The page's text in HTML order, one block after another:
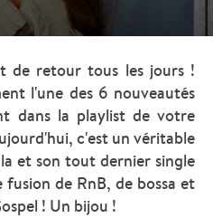
de retour tous les jours !
l'une des 6 nouveautés
dans la playlist de votre
c'est un véritable
et son tout dernier single
de RnB, de bossa et
! Un bijou !